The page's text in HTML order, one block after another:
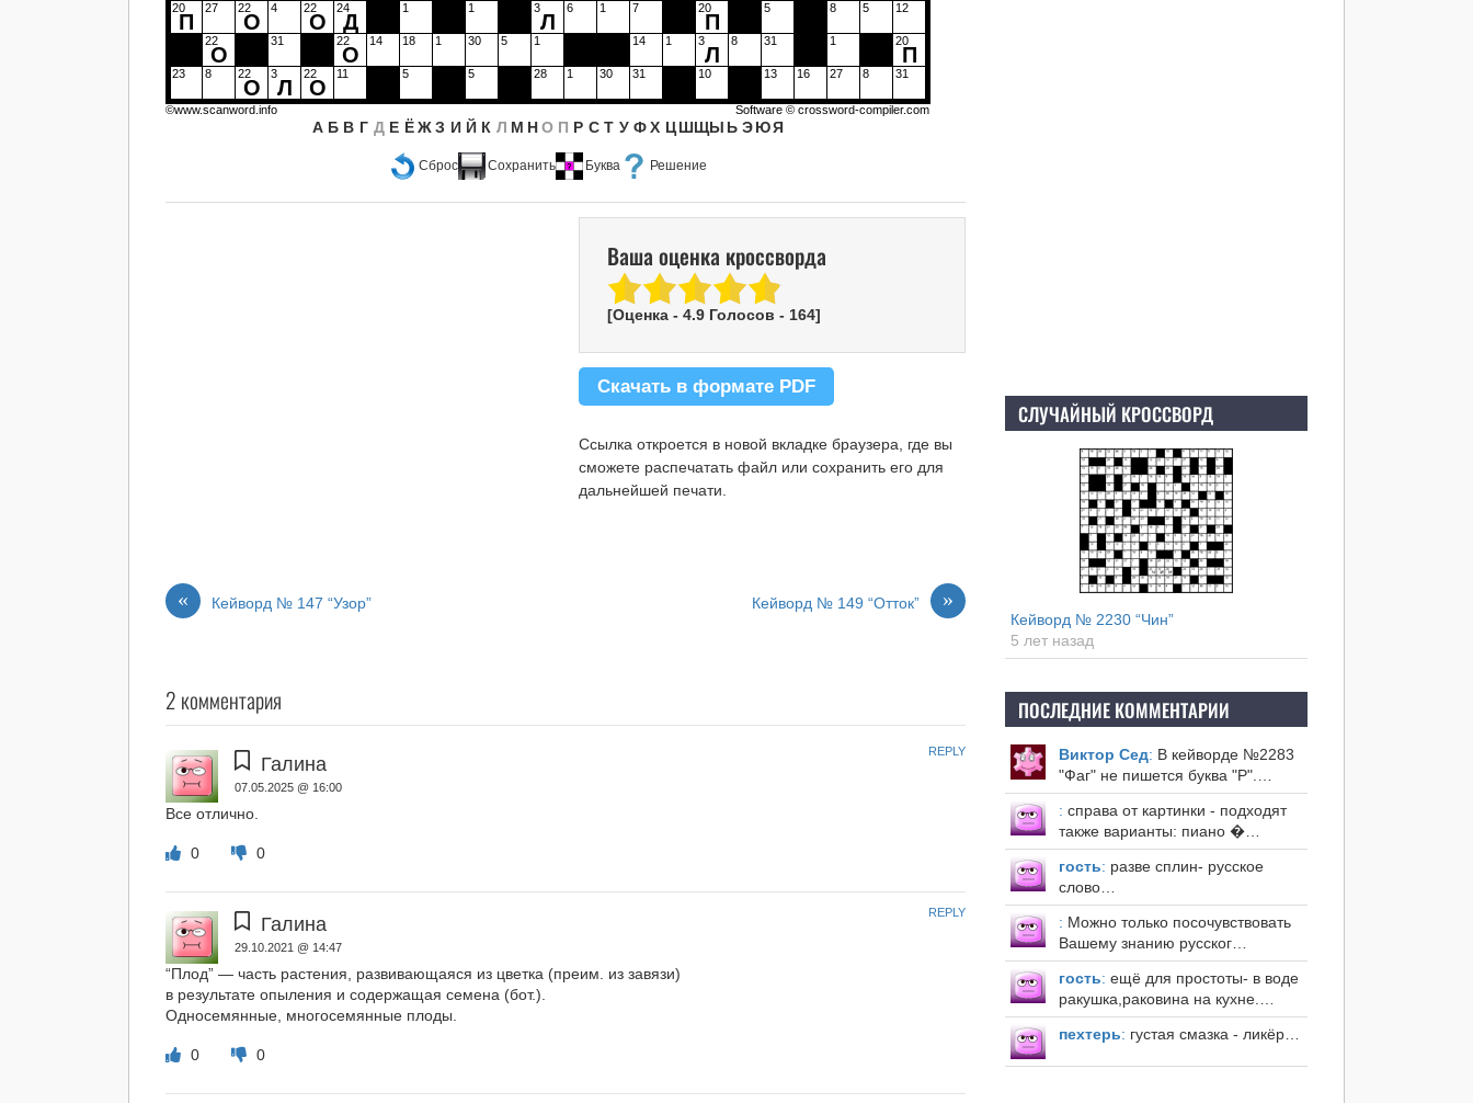
Сброс Сохранить Буква Решение
20
П
27 22
О
4 22
О
24
Д
1 1 3
Л
6 1 7 20
П
5 8 5 12
22
О
31 22
О
14 18 1 30 5 1 14 1 3
Л
8 31 1 20
П
23 8 22
О
3
Л
22
О
11 5 5 28 1 30 31 10 13 16 27 8 31
А Б В Г Д Е Ё Ж З И Й К Л М Н О П Р С Т У Ф Х Ц ШЩЫ Ь Э ЮЯ
©www.scanword.info Software ©crossword-compiler.com
Ваша оценка кроссворда
[Оценка - 4.9Голосов - 164]
Скачать в формате PDF
Ссылка откроется в новой вкладке браузера, где вы
сможете распечатать файл или сохранить его для
дальнейшей печати.
« Кейворд № 147 “Узор” »
Кейворд № 149 “Отток”
2 комментария
Галина
07.05.2025 @ 16:00
Все отлично.
0 0
REPLY
Галина
29.10.2021 @ 14:47
“Плод” — часть растения, развивающаяся из цветка (преим. из завязи)
в результате опыления и содержащая семена (бот.).
Односемянные, многосемянные плоды.
0 0
REPLY
СЛУЧАЙНЫЙ КРОССВОРД
Кейворд № 2230 “Чин”
5 лет назад
ПОСЛЕДНИЕ КОММЕНТАРИИ
Виктор Сед: В кейворде №2283
"Фаг" не пишется буква "Р".…
: справа от картинки - подходят
также варианты: пиано �…
гость: разве сплин- русское
слово…
: Можно только посочувствовать
Вашему знанию русског…
гость: ещё для простоты- в воде
ракушка,раковина на кухне.…
пехтерь: густая смазка - ликёр…